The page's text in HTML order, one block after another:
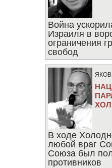
Война
Израиля в
ограничения
свобод
ЯКОВ
В ходе
любой враг
Союза был
противников